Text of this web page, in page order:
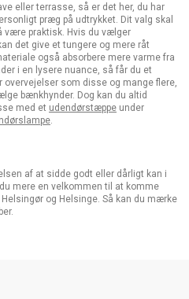
eller terrasse, så er det her, du har
præg på udtrykket. Dit valg skal
være praktisk. Hvis du vælger
det give et tungere og mere råt
også absorbere mere varme fra
i en lysere nuance, så får du et
overvejelser som disse og mange flere,
bænkhynder. Dog kan du altid
med et udendørstæppe under
af at sidde godt eller dårligt kan i
mere en velkommen til at komme
og Helsinge. Så kan du mærke